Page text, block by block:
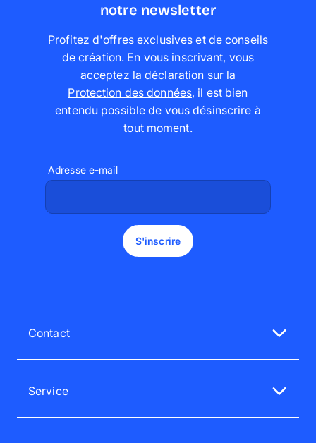
notre newsletter
Profitez d'offres exclusives et de conseils
de création. En vous inscrivant, vous
acceptez la déclaration sur la
Protection des données, il est bien
entendu possible de vous désinscrire à
tout moment.
Adresse e-mail
S'inscrire
Contact
Notre service client est à votre écoute
01 70 65 35 35
service@pixum.com
Service
FAQ - service client